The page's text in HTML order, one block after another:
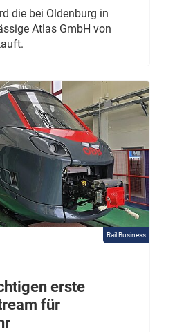
die bei Oldenburg in
Atlas GmbH von
Rail Business
erste
für